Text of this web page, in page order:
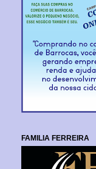
FAMILIA FERREIRA